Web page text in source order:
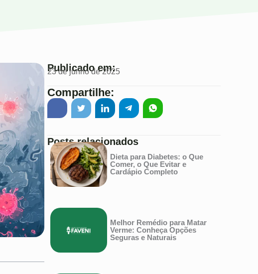
Publicado em:
23 de junho de 2025
Compartilhe:
Posts relacionados
Dieta para Diabetes: o Que
Comer, o Que Evitar e
Cardápio Completo
Melhor Remédio para Matar
Verme: Conheça Opções
Seguras e Naturais